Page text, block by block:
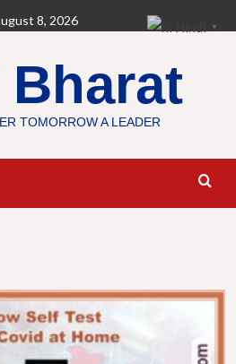
8, 2026
Bharat
TOMORROW A LEADER
▼